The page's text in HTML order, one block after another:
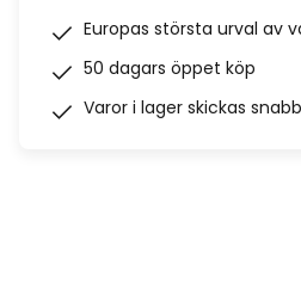
Europas största urval av
50 dagars öppet köp
Varor i lager skickas